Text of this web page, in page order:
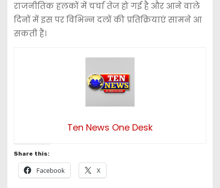
राजनीतिक हलकों में चर्चा तेज हो गई है और आने वाले
दिनों में इस पर विभिन्न दलों की प्रतिक्रियाएं सामने आ
सकती हैं।
Ten News One Desk
Share this:
Facebook X